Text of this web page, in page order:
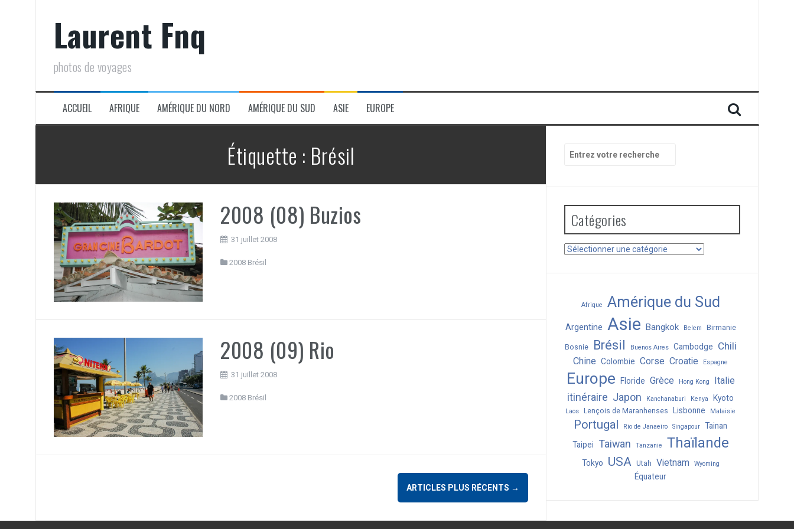
Laurent Fnq
photos de voyages
ACCUEIL AFRIQUE AMÉRIQUE DU NORD AMÉRIQUE DU SUD ASIE EUROPE
Étiquette : Brésil
2008 (08) Buzios
31 juillet 2008
2008 Brésil
2008 (09) Rio
31 juillet 2008
2008 Brésil
ARTICLES PLUS RÉCENTS →
pour
Catégories
Catégories
Afrique Amérique du Sud
Argentine Asie Bangkok Belem Birmanie
Bosnie Brésil Buenos Aires Cambodge Chili
Chine Colombie Corse Croatie Espagne
Europe Floride Grèce Hong Kong Italie
itinéraire Japon Kanchanaburi Kenya Kyoto
Laos Lençois de Maranhenses Lisbonne Malaisie
Portugal Rio de Janaeiro Singapour
Tainan
Taipei
Taiwan Tanzanie Thaïlande
Tokyo USA Utah Vietnam Wyoming
Équateur